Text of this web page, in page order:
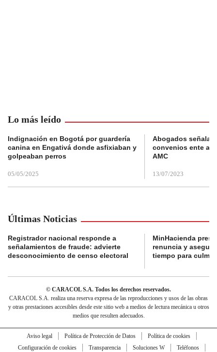
Lo más leído
Indignación en Bogotá por guardería
canina en Engativá donde asfixiaban y
golpeaban perros
05/05/2025
Abogados
convenios ente
AMC
13/07/2023
Últimas Noticias
Registrador nacional responde a
señalamientos de fraude: advierte
desconocimiento de censo electoral
MinHacienda
renuncia y
tiempo para
© CARACOL S.A. Todos los derechos reservados.
CARACOL S.A. realiza una reserva expresa de las reproducciones y usos de las obras
y otras prestaciones accesibles desde este sitio web a medios de lectura mecánica u otros
medios que resulten adecuados.
Aviso legal Política de Protección de Datos
Política de cookies
Configuración de cookies
Transparencia Soluciones W
Teléfonos